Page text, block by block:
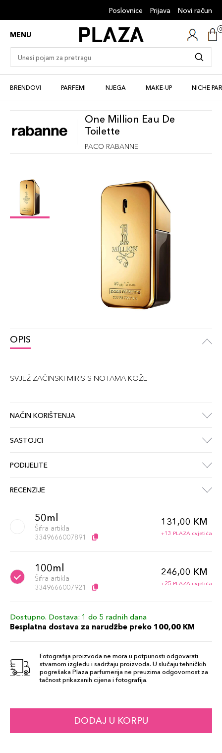
Poslovnice Prijava Novi račun
MENU
BRENDOVI PARFEMI NJEGA MAKE-UP NICHE
One Million Eau De
Toilette
PACO RABANNE
OPIS
SVJEŽ ZAČINSKI MIRIS S NOTAMA KOŽE
NAČIN KORIŠTENJA
SASTOJCI
PODIJELITE
RECENZIJE
50ml
Šifra artikla
3349666007891
131,00 KM
+13 PLAZA cvjetića
100ml
Šifra artikla
3349666007921
246,00 KM
+25 PLAZA cvjetića
Dostupno. Dostava: 1 do 5 radnih dana
Besplatna dostava za narudžbe preko 100,00 KM
Fotografija proizvoda ne mora u potpunosti odgovarati
stvarnom izgledu i sadržaju proizvoda. U slučaju tehničkih
pogrešaka Plaza parfumerija ne preuzima odgovornost za
tačnost prikazanih cijena i fotografija.
DODAJ U KORPU